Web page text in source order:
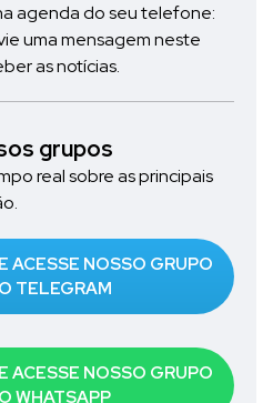
agenda do seu telefone:
uma mensagem neste
as notícias.
grupos
real sobre as principais
ACESSE NOSSO GRUPO
TELEGRAM
ACESSE NOSSO GRUPO
WHATSAPP